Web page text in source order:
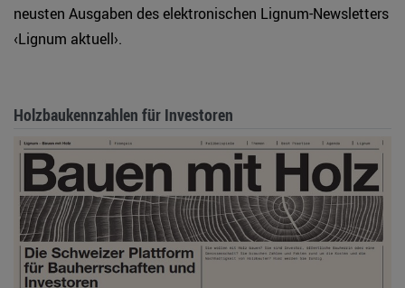
neusten Ausgaben des elektronischen Lignum-Newsletters
‹Lignum aktuell›.
Holzbaukennzahlen für Investoren